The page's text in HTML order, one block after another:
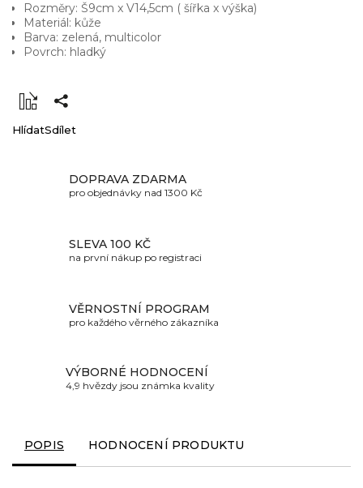
Rozměry: Š9cm x V14,5cm ( šířka x výška)
Materiál: kůže
Barva: zelená, multicolor
Povrch: hladký
HlídatSdílet
DOPRAVA ZDARMA
pro objednávky nad 1300 Kč
SLEVA 100 KČ
na první nákup po registraci
VĚRNOSTNÍ PROGRAM
pro každého věrného zákazníka
VÝBORNÉ HODNOCENÍ
4,9 hvězdy jsou známka kvality
POPIS HODNOCENÍ PRODUKTU